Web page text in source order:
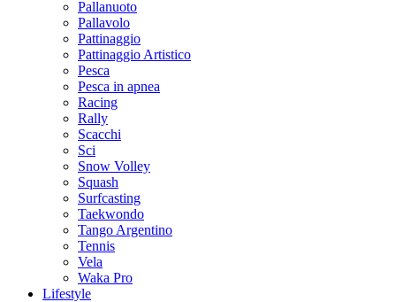
Pallanuoto
Pallavolo
Pattinaggio
Pattinaggio Artistico
Pesca
Pesca in apnea
Racing
Rally
Scacchi
Sci
Snow Volley
Squash
Surfcasting
Taekwondo
Tango Argentino
Tennis
Vela
Waka Pro
Lifestyle